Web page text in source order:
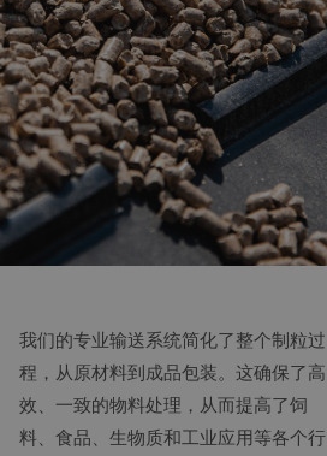
我们的专业输送系统简化了整个制粒过
程，从原材料到成品包装。这确保了高
效、一致的物料处理，从而提高了饲
料、食品、生物质和工业应用等各个行